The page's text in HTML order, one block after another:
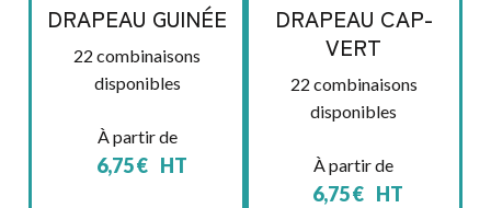
DRAPEAU GUINÉE
22 combinaisons
disponibles
À partir de
6,75€ HT
DRAPEAU CAP-
VERT
22 combinaisons
disponibles
À partir de
6,75€ HT